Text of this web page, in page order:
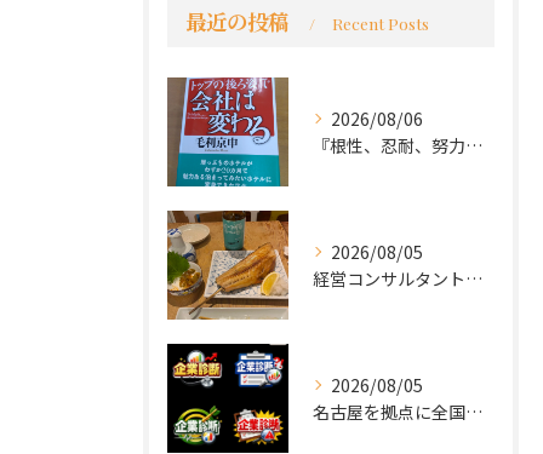
最近の投稿 Recent Posts
2026/08/06
『根性、忍耐、努力という言葉は死語なのか』
2026/08/05
経営コンサルタントのモーちゃん・毛利京申です。
2026/08/05
名古屋を拠点に全国で活動する 経営コンサルタントの 毛利京申...